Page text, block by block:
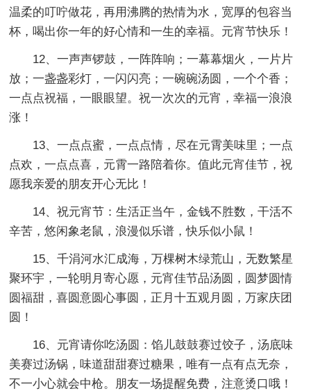
温柔的叮咛做花，再用沸腾的热情为水，宽厚的包容当
杯，喝出你一年的好心情和一生的幸福。元宵节快乐！
12、一声声锣鼓，一阵阵响；一幕幕烟火，一片片
放；一盏盏彩灯，一闪闪亮；一碗碗汤圆，一个个香；
一点点祝福，一眼眼望。祝一次次的元宵，幸福一浪浪
涨！
13、一点点蜜，一点点情，尽在元霄美味里；一点
点欢，一点点喜，元霄一路陪着你。值此元宵佳节，祝
愿我亲爱的朋友开心无比！
14、祝元宵节：生活正当午，金钱不胜数，干活不
辛苦，悠闲象老鼠，浪漫似乐谱，快乐似小鼠！
15、千涓河水汇成海，万棵树木绿荒山，无数繁星
聚环宇，一轮明月寄心愿，元宵佳节品汤圆，圆梦圆情
圆福甜，喜圆意圆心事圆，正月十五观月圆，万家庆团
圆！
16、元宵请你吃汤圆：馅儿鼓鼓赛过饺子，汤底味
美赛过汤锅，味道甜甜赛过糖果，唯有一点有点无奈，
不一小心就会中枪。朋友一场提醒免费，注意烫口哦！